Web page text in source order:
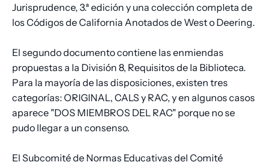
Jurisprudence, 3.ª edición y una colección completa de
los Códigos de California Anotados de West o Deering.
El segundo documento contiene las enmiendas
propuestas a la División 8, Requisitos de la Biblioteca.
Para la mayoría de las disposiciones, existen tres
categorías: ORIGINAL, CALS y RAC, y en algunos casos
aparece "DOS MIEMBROS DEL RAC" porque no se
pudo llegar a un consenso.
El Subcomité de Normas Educativas del Comité